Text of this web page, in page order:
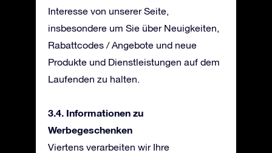
Interesse von unserer Seite,
insbesondere um Sie über Neuigkeiten,
Rabattcodes / Angebote und neue
Produkte und Dienstleistungen auf dem
Laufenden zu halten.
3.4. Informationen zu
Werbegeschenken
Viertens verarbeiten wir Ihre